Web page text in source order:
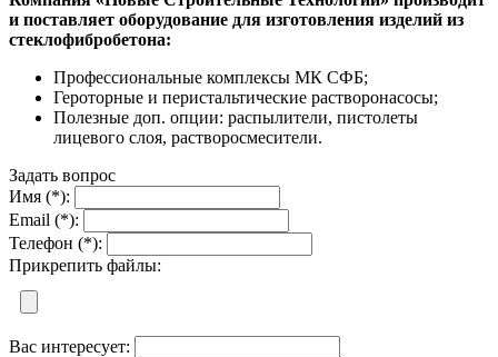
и поставляет оборудование для изготовления изделий из
стеклофибробетона:
Профессиональные комплексы МК СФБ;
Героторные и перистальтические растворонасосы;
Полезные доп. опции: распылители, пистолеты
лицевого слоя, растворосмесители.
Задать вопрос
Имя (*):
Email (*):
Телефон (*):
Прикрепить файлы:
Вас интересует: